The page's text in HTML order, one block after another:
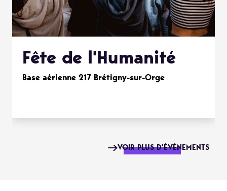
Fête de l'Humanité
Base aérienne 217 Brétigny-sur-Orge
VOIR PLUS D'ÉVÉNEMENTS